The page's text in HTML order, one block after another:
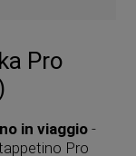
Pro
in viaggio -
Pro